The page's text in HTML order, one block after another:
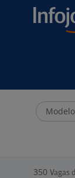
350 Vagas